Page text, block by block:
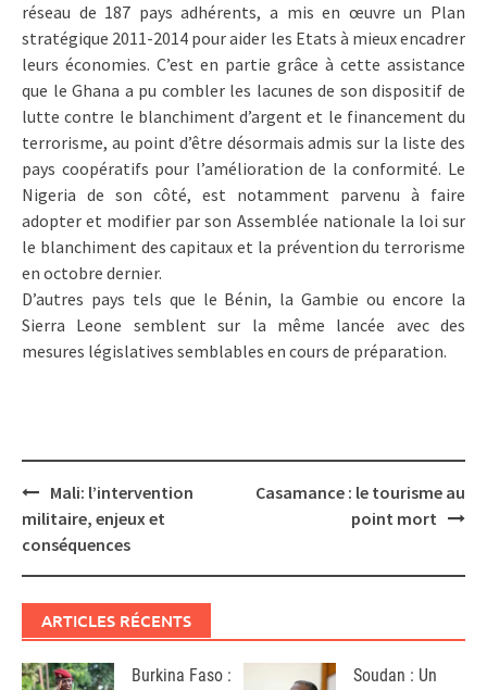
réseau de 187 pays adhérents, a mis en œuvre un Plan
stratégique 2011-2014 pour aider les Etats à mieux encadrer
leurs économies. C’est en partie grâce à cette assistance
que le Ghana a pu combler les lacunes de son dispositif de
lutte contre le blanchiment d’argent et le financement du
terrorisme, au point d’être désormais admis sur la liste des
pays coopératifs pour l’amélioration de la conformité. Le
Nigeria de son côté, est notamment parvenu à faire
adopter et modifier par son Assemblée nationale la loi sur
le blanchiment des capitaux et la prévention du terrorisme
en octobre dernier.
D’autres pays tels que le Bénin, la Gambie ou encore la
Sierra Leone semblent sur la même lancée avec des
mesures législatives semblables en cours de préparation.
Post
navigation
Mali: l’intervention
militaire, enjeux et
conséquences
Casamance : le tourisme au
point mort
ARTICLES RÉCENTS
Burkina Faso :
Soudan : Un